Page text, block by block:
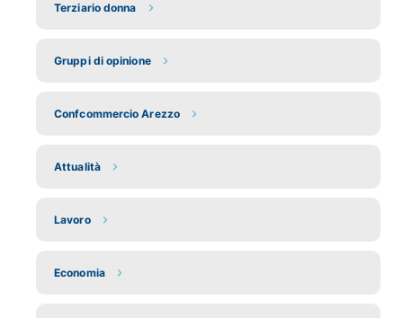
Terziario donna
Gruppi di opinione
Confcommercio Arezzo
Attualità
Lavoro
Economia